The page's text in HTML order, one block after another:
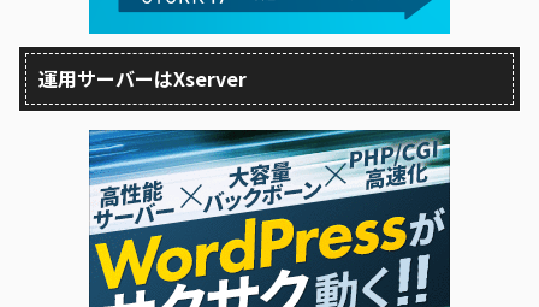
運用サーバーはXserver